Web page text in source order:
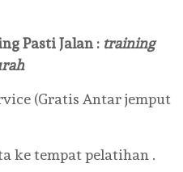
Pasti Jalan: training
(Gratis Antar jemput
ke tempat pelatihan .